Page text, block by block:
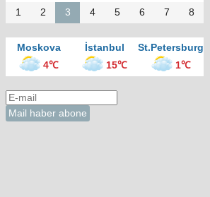
1 2 3 4 5 6 7 8
Moskova İstanbul
St.Petersburg
4℃
15℃ 1℃